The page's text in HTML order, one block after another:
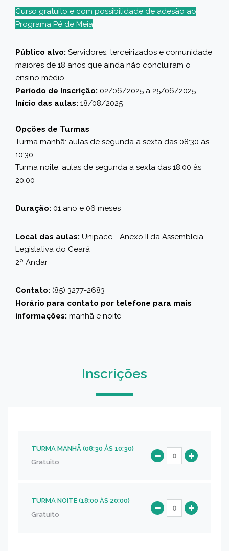
Curso gratuito e com possibilidade de adesão ao
Programa Pé de Meia
Público alvo: Servidores, terceirizados e comunidade
maiores de 18 anos que ainda não concluíram o
ensino médio
Período de Inscrição: 02/06/2025 a 25/06/2025
Início das aulas: 18/08/2025
Opções de Turmas
Turma manhã: aulas de segunda a sexta das 08:30 às
10:30
Turma noite: aulas de segunda a sexta das 18:00 às
20:00
Duração: 01 ano e 06 meses
Local das aulas: Unipace - Anexo II da Assembleia
Legislativa do Ceará
2º Andar
Contato: (85) 3277-2683
Horário para contato por telefone para mais
informações: manhã e noite
Inscrições
TURMA MANHÃ (08:30 ÀS 10:30)
Gratuito
TURMA NOITE (18:00 ÀS 20:00)
Gratuito